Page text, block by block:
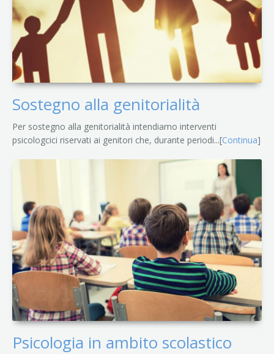
Sostegno alla genitorialità
Per sostegno alla genitorialità intendiamo interventi
psicologcici riservati ai genitori che, durante periodi...[Continua]
Psicologia in ambito scolastico